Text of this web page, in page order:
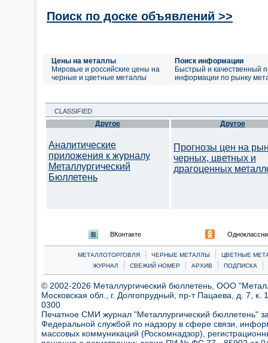
Поиск по доске объявлений >>
Цены на металлы
Мировые и российские цены на
черные и цветные металлы
Поиск информации
Быстрый и качественный
информации по рынку
CLASSIFIED
Другое
Аналитические
приложения к журналу
Металлургический
Бюллетень
Другое
Прогнозы цен на
черных, цветных и
драгоценных
ВКонтакте
МЕТАЛЛОТОРГОВЛЯ | ЧЕРНЫЕ МЕТАЛЛЫ |
ЦВЕТНЫЕ
ЖУРНАЛ
| СВЕЖИЙ НОМЕР | АРХИВ | ПОДПИСКА |
© 2002-2026 Металлургический бюллетень, ООО
Московская обл., г. Долгопрудный, пр-т Пацаева, д. 7,
0300
Печатное СМИ журнал "Металлургический бюллетень"
Федеральной службой по надзору в сфере связи,
массовых коммуникаций (Роскомнадзор),